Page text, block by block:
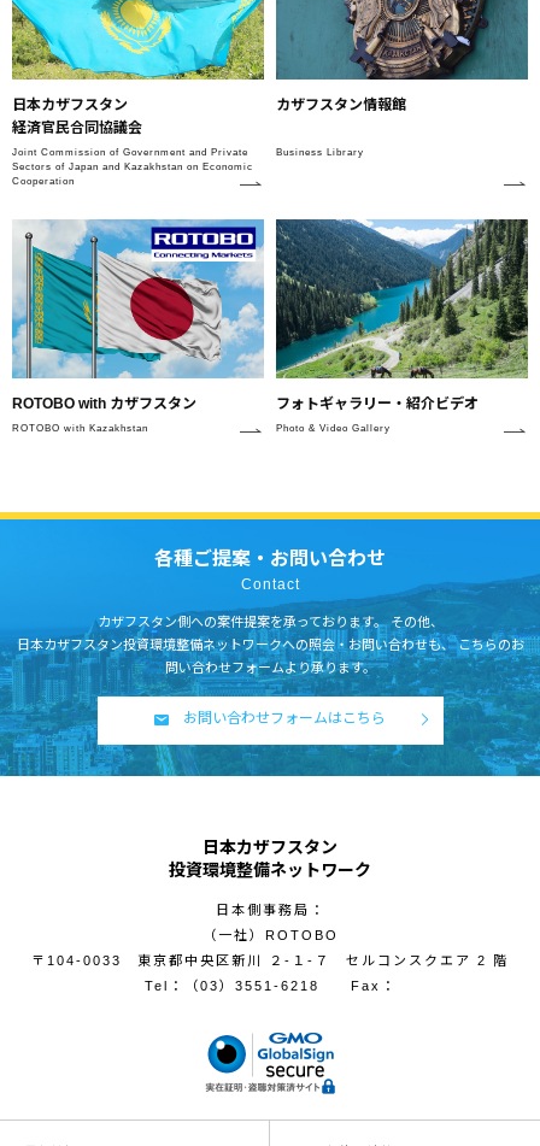
日本カザフスタン
経済官民合同協議会
Joint Commission of Government and Private
Sectors of Japan and Kazakhstan on Economic
Cooperation
カザフスタン情報館
Business Library
ROTOBO with カザフスタン
ROTOBO with Kazakhstan
フォトギャラリー・紹介ビデオ
Photo & Video Gallery
各種ご提案・お問い合わせ
Contact
カザフスタン側への案件提案を承っております。その他、
日本カザフスタン投資環境整備ネットワークへの照会・お問い合わせも、こちらのお
問い合わせフォームより承ります。
お問い合わせフォームはこちら
日本カザフスタン
投資環境整備ネットワーク
日本側事務局：
（一社）ROTOBO
〒104-0033 東京都中央区新川 ２-１-７ セルコンスクエア 2 階
Tel：
（03）3551-6218 Fax：